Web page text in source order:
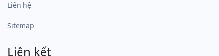
Liên hệ
Sitemap
Liên kết